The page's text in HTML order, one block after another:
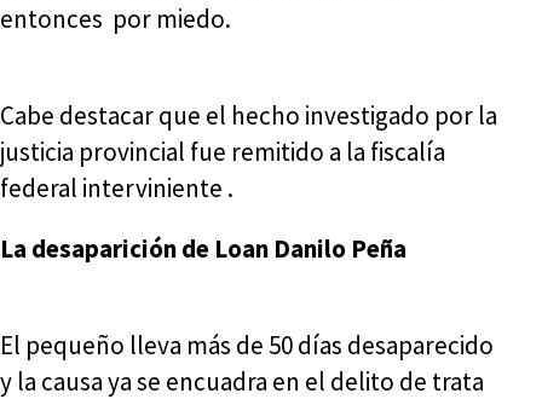
entonces por miedo.
Cabe destacar que el hecho investigado por la
justicia provincial fue remitido a la fiscalía
federal interviniente .
La desaparición de Loan Danilo Peña
El pequeño lleva más de 50 días desaparecido
y la causa ya se encuadra en el delito de trata